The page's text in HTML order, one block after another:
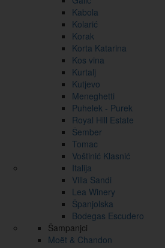
Kabola
Kolarić
Korak
Korta Katarina
Kos vina
Kurtalj
Kutjevo
Meneghetti
Puhelek - Purek
Royal Hill Estate
Šember
Tomac
Voštinić Klasnić
Italija
Villa Sandi
Lea Winery
Španjolska
Bodegas Escudero
Šampanjci
Moët & Chandon